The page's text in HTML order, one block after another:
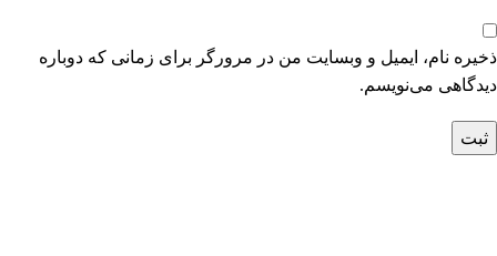
ذخیره نام، ایمیل و وبسایت من در مرورگر برای زمانی که دوباره
دیدگاهی می‌نویسم.